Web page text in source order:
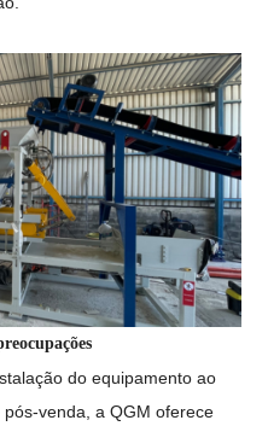
do equipamento ao
venda, a QGM oferece